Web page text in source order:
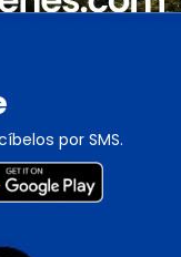
por SMS.